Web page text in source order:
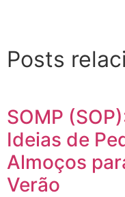
Posts
SOMP
Ideias de
Almoços
Verão